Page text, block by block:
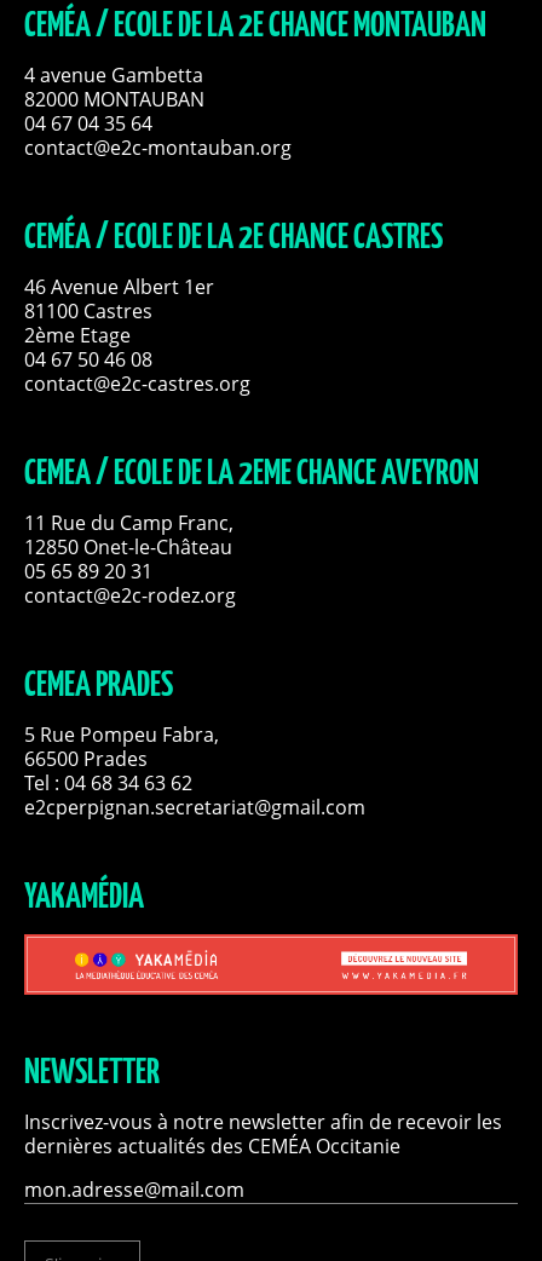
CEMÉA / ECOLE DE LA 2E CHANCE MONTAUBAN
4 avenue Gambetta
82000 MONTAUBAN
04 67 04 35 64
contact@e2c-montauban.org
CEMÉA / ECOLE DE LA 2E CHANCE CASTRES
46 Avenue Albert 1er
81100 Castres
2ème Etage
04 67 50 46 08
contact@e2c-castres.org
CEMEA / ECOLE DE LA 2EME CHANCE AVEYRON
11 Rue du Camp Franc,
12850 Onet-le-Château
05 65 89 20 31
contact@e2c-rodez.org
CEMEA PRADES
5 Rue Pompeu Fabra,
66500 Prades
Tel : 04 68 34 63 62
e2cperpignan.secretariat@gmail.com
YAKAMÉDIA
NEWSLETTER
Inscrivez-vous à notre newsletter afin de recevoir les
dernières actualités des CEMÉA Occitanie